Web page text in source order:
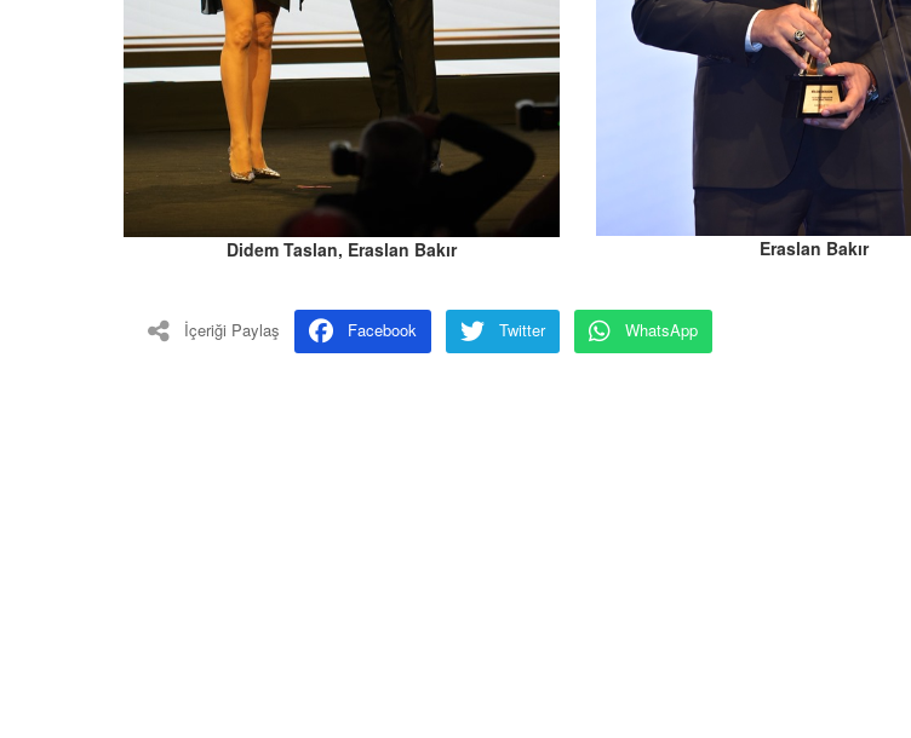
Didem Taslan, Eraslan Bakır Eraslan Bakır
İçeriği Paylaş Facebook Twitter WhatsApp